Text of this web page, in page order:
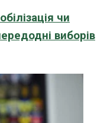
чи
виборів